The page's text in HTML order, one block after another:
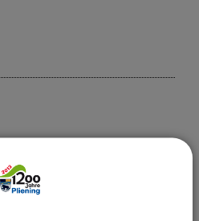
für junge Leute
speziell für junge